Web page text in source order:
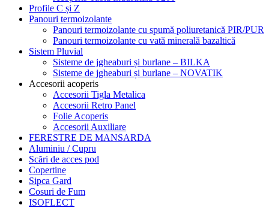
Profile C și Z
Panouri termoizolante
Panouri termoizolante cu spumă poliuretanică PIR/PUR
Panouri termoizolante cu vată minerală bazaltică
Sistem Pluvial
Sisteme de jgheaburi și burlane – BILKA
Sisteme de jgheaburi și burlane – NOVATIK
Accesorii acoperis
Accesorii Tigla Metalica
Accesorii Retro Panel
Folie Acoperis
Accesorii Auxiliare
FERESTRE DE MANSARDA
Aluminiu / Cupru
Scări de acces pod
Copertine
Sipca Gard
Cosuri de Fum
ISOFLECT